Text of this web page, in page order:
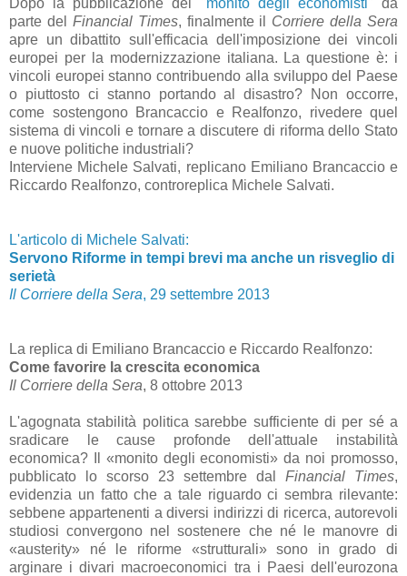
parte del Financial Times, finalmente il Corriere della Sera
apre un dibattito sull'efficacia dell'imposizione dei vincoli
europei per la modernizzazione italiana. La questione è: i
vincoli europei stanno contribuendo alla sviluppo del Paese
o piuttosto ci stanno portando al disastro? Non occorre,
come sostengono Brancaccio e Realfonzo, rivedere quel
sistema di vincoli e tornare a discutere di riforma dello Stato
e nuove politiche industriali?
Interviene Michele Salvati, replicano Emiliano Brancaccio e
Riccardo Realfonzo, controreplica Michele Salvati.
L'articolo di Michele Salvati:
Servono Riforme in tempi brevi ma anche un risveglio di
serietà
Il Corriere della Sera, 29 settembre 2013
La replica di Emiliano Brancaccio e Riccardo Realfonzo:
Come favorire la crescita economica
Il Corriere della Sera, 8 ottobre 2013
L'agognata stabilità politica sarebbe sufficiente di per sé a
sradicare le cause profonde dell'attuale instabilità
economica? Il «monito degli economisti» da noi promosso,
pubblicato lo scorso 23 settembre dal Financial Times,
evidenzia un fatto che a tale riguardo ci sembra rilevante:
sebbene appartenenti a diversi indirizzi di ricerca, autorevoli
studiosi convergono nel sostenere che né le manovre di
«austerity» né le riforme «strutturali» sono in grado di
arginare i divari macroeconomici tra i Paesi dell'eurozona